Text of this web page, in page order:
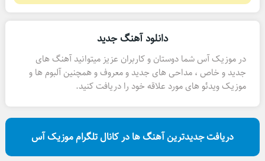
دانلود آهنگ جدید
در موزیک آس شما دوستان و کاربران عزیز میتوانید آهنگ های
جدید و خاص ، مداحی های جدید و معروف و همچنین آلبوم ها و
موزیک ویدئو های مورد علاقه خود را دریافت کنید.
دریافت جدیدترین آهنگ ها در کانال تلگرام موزیک آس